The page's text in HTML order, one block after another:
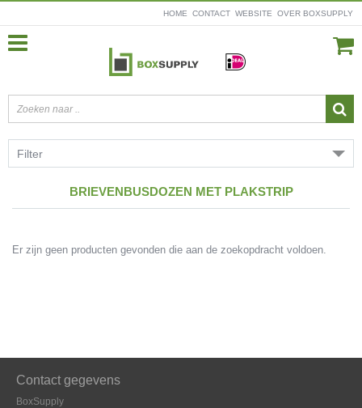
HOME CONTACT WEBSITE OVER BOXSUPPLY
Filter
BRIEVENBUSDOZEN MET PLAKSTRIP
Er zijn geen producten gevonden die aan de zoekopdracht voldoen.
Contact gegevens
BoxSupply